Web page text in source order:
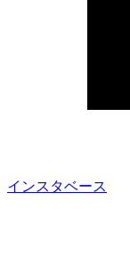
インスタベース